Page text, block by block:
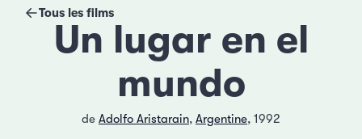
Tous les films
Un lugar en el
mundo
de Adolfo Aristarain, Argentine, 1992